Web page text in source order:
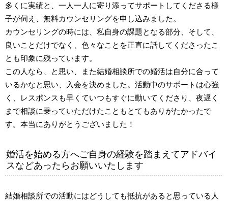
多くに実績と、一人一人に寄り添ってサポートしてくださる様
子が伺え、無料カウンセリングを申し込みました。
カウンセリングの時には、私自身の課題となる部分、そして、
良いことだけでなく、色々なことを正直に話してくださったこ
とも印象に残っています。
この人なら、と思い、また結婚相談所での婚活は自分に合って
いるかなと思い、入会を決めました。活動中のサポートは心強
く、レスポンスも早くていつもすぐに動いてくださり、夜遅く
まで相談に乗っていただけたこともとてもありがたかったで
す。本当にありがとうございました！
婚活を始める方へご自身の経験を踏まえてアドバイ
スなどあったらお願いいたします
結婚相談所での活動にはどうしても抵抗があると思っている人